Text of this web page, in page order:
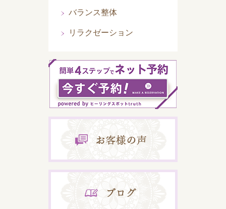
バランス整体
リラクゼーション